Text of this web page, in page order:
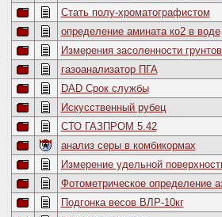
Стать полу-хроматографистом
определение амината ко2 в воде
Измерения засоленности
газоанализатор ПГА
DAD Срок службы
Искусственный рубец
СТО ГАЗПРОМ 5.42
анализ серы в комбикормах
Измерение удельной
Фотометрическое определение
Подгонка весов ВЛР-10кг